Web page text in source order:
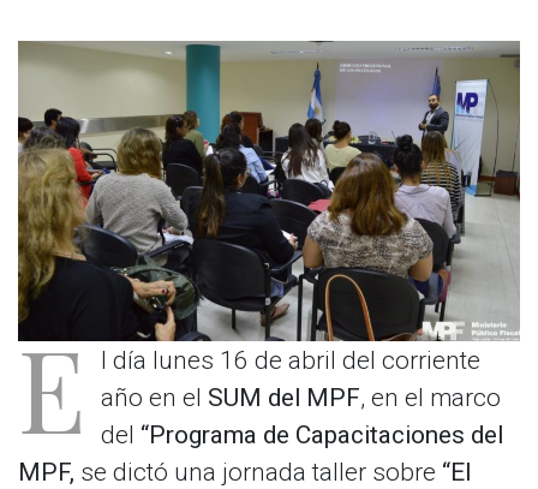
E
l día lunes 16 de abril del corriente
año en el SUM del MPF, en el marco
del “Programa de Capacitaciones del
MPF, se dictó una jornada taller sobre “El